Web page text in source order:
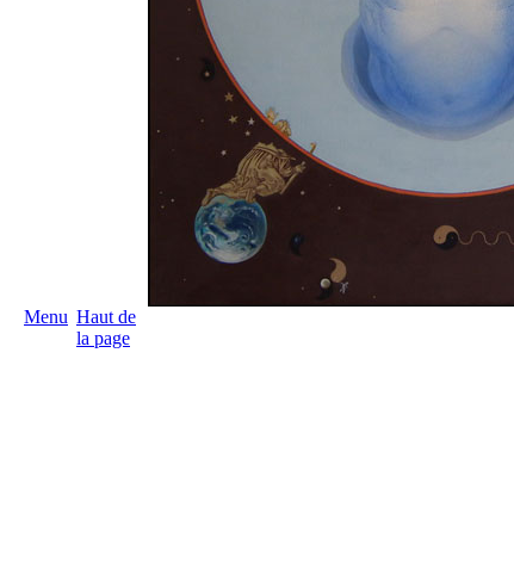
Menu Haut de
la page